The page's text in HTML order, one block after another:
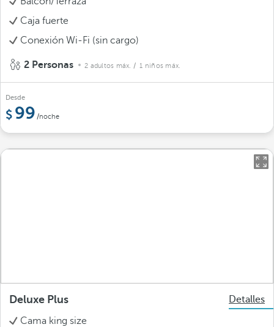
Caja fuerte
Conexión Wi-Fi (sin cargo)
2 Personas 2 adultos máx. / 1 niños máx.
Desde
99 /noche
Deluxe Plus
Detalles
Cama king size